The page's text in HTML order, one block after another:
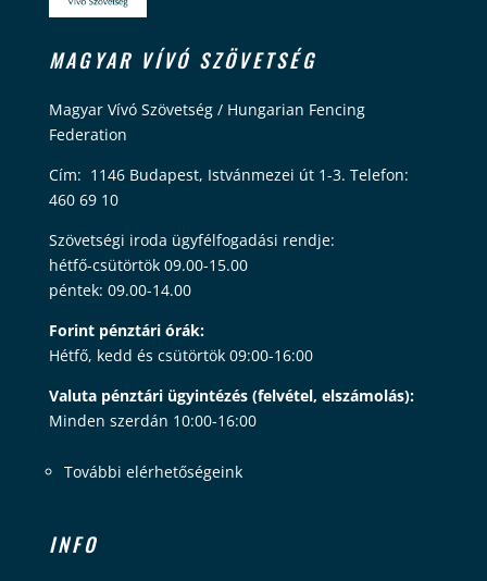
MAGYAR VÍVÓ SZÖVETSÉG
Magyar Vívó Szövetség / Hungarian Fencing
Federation
Cím: 1146 Budapest, Istvánmezei út 1-3. Telefon:
460 69 10
Szövetségi iroda ügyfélfogadási rendje:
hétfő-csütörtök 09.00-15.00
péntek: 09.00-14.00
Forint pénztári órák:
Hétfő, kedd és csütörtök 09:00-16:00
Valuta pénztári ügyintézés (felvétel, elszámolás):
Minden szerdán 10:00-16:00
További elérhetőségeink
INFO